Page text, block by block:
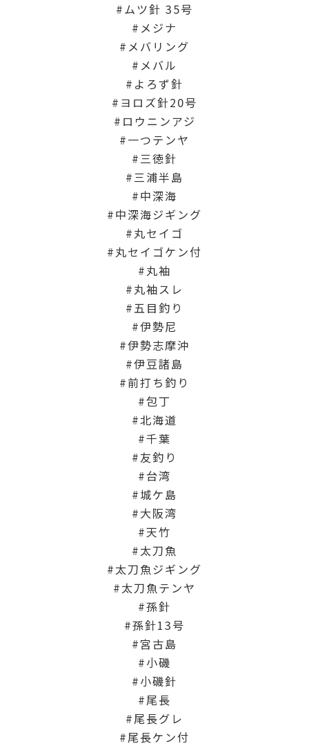
ムツ針 35号
メジナ
メバリング
メバル
よろず針
ヨロズ針20号
ロウニンアジ
一つテンヤ
三徳針
三浦半島
中深海
中深海ジギング
丸セイゴ
丸セイゴケン付
丸袖
丸袖スレ
五目釣り
伊勢尼
伊勢志摩沖
伊豆諸島
前打ち釣り
包丁
北海道
千葉
友釣り
台湾
城ケ島
大阪湾
天竹
太刀魚
太刀魚ジギング
太刀魚テンヤ
孫針
孫針13号
宮古島
小磯
小磯針
尾長
尾長グレ
尾長ケン付